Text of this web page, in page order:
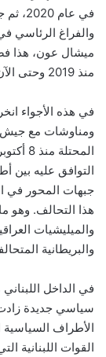
ميشال عون، هذا
منذ 2019 وحتى الآن.
في هذه الأجواء
ومناوشات مع جيش
التوافق عليه بين
جبهات المحور في
هذا التحالف. وهو
والميليشيات
والبريطانية
في الداخل
سياسي جديدة زادت
الأطراف
القوات اللبنانية